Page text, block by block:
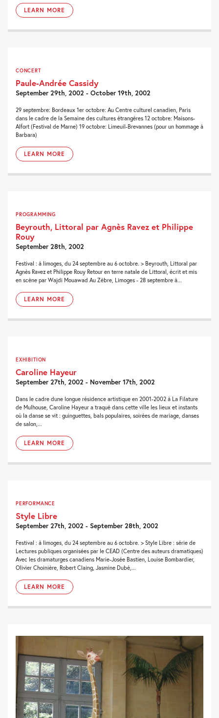
LEARN MORE
CONCERT
Paule-Andrée Cassidy
September 29th, 2002 - October 19th, 2002
29 septembre: Bordeaux 1er octobre: Au Centre culturel canadien, Paris
dans le cadre de la Semaine des cultures étrangères 12 octobre: Maisons-
Alfort (Festival de Marne) 19 octobre: Limeuil-Brevannes (pour un hommage à
Barbara)
LEARN MORE
PROGRAMMING
Beyrouth, Littoral par Agnès Ravez et Philippe
Rouy
September 28th, 2002
Festival : à limoges, du 24 septembre au 6 octobre. > Beyrouth, Littoral par
Agnès Ravez et Philippe Rouy Retour en terre natale de Littoral, écrit et mis
en scène par Wajdi Mouawad Au Zèbre, Limoges - 28 septembre à...
LEARN MORE
EXHIBITION
Caroline Hayeur
September 27th, 2002 - November 17th, 2002
Dans le cadre dune longue résidence artistique en 2001-2002 à La Filature
de Mulhouse, Caroline Hayeur a traqué dans cette ville les lieux et instants
où la danse se vit : guinguettes, bals populaires, soirées de mariage, danses
de salon,...
LEARN MORE
PERFORMANCE
Style Libre
September 27th, 2002 - September 28th, 2002
Festival : à limoges, du 24 septembre au 6 octobre. > Style Libre : série de
Lectures publiques organisées par le CEAD (Centre des auteurs dramatiques)
Avec les dramaturges canadiens Marie-Josée Bastien, Louise Bombardier,
Olivier Choinière, Robert Claing, Jasmine Dubé,...
LEARN MORE